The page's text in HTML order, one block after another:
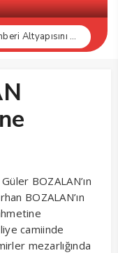
Gümüşhane Belediyesi Kent Rehberi Altyapısını Dijital Ruhsat Bilgi Sistemi ile Güçlendirdi
BOZALAN’ın
BOZALAN’ın
camiinde
mezarlığında